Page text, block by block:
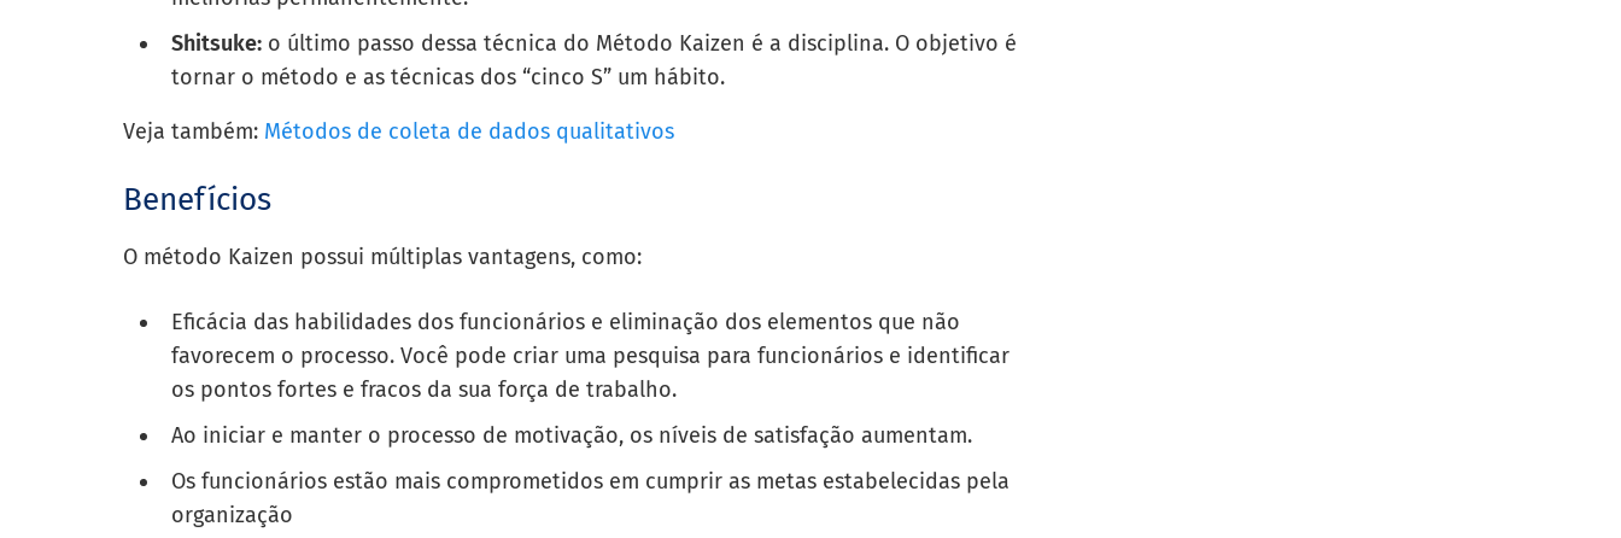
Shitsuke: o último passo dessa técnica do Método Kaizen é a disciplina. O objetivo é
tornar o método e as técnicas dos “cinco S” um hábito.
Veja também: Métodos de coleta de dados qualitativos
Benefícios
O método Kaizen possui múltiplas vantagens, como:
Eficácia das habilidades dos funcionários e eliminação dos elementos que não
favorecem o processo. Você pode criar uma pesquisa para funcionários e identificar
os pontos fortes e fracos da sua força de trabalho.
Ao iniciar e manter o processo de motivação, os níveis de satisfação aumentam.
Os funcionários estão mais comprometidos em cumprir as metas estabelecidas pela
organização